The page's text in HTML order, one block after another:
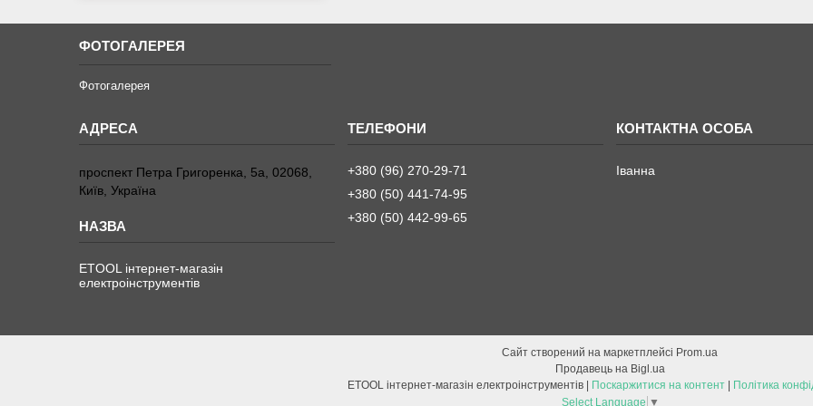
ФОТОГАЛЕРЕЯ
Фотогалерея
проспект Петра Григоренка, 5а, 02068,
Київ, Україна
ETOOL інтернет-магазін
електроінструментів
+380 (96) 270-29-71
+380 (50) 441-74-95
+380 (50) 442-99-65
Іванна
Сайт створений на маркетплейсі Prom.ua
Продавець на Bigl.ua
Поскаржитися на контент
Політика
Select Language ▼